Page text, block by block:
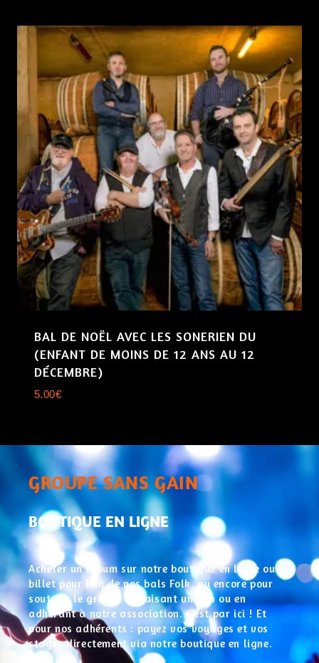
BAL DE NOËL AVEC LES SONERIEN DU
(ENFANT DE MOINS DE 12 ANS AU 12
DÉCEMBRE)
5.00€
GROUPE SANS GAIN
BOUTIQUE EN LIGNE
Acheter un album sur notre boutique en ligne ou un
billet pour l’un de nos bals Folk, ou encore pour
soutenir le groupe en faisant un don ou en
adhérant à notre association. C’est par ici ! Et
pour nos adhérents : payez vos voyages et vos
stages directement via notre boutique en ligne.